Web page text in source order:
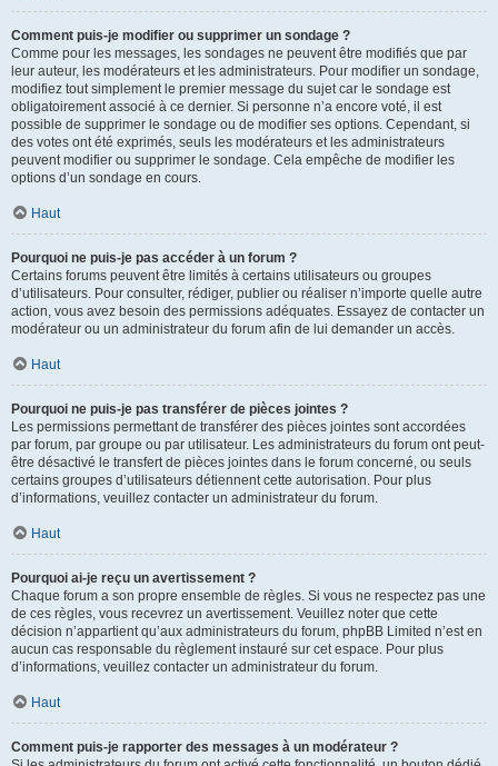
Comment puis-je modifier ou supprimer un sondage ?
Comme pour les messages, les sondages ne peuvent être modifiés que par
leur auteur, les modérateurs et les administrateurs. Pour modifier un sondage,
modifiez tout simplement le premier message du sujet car le sondage est
obligatoirement associé à ce dernier. Si personne n’a encore voté, il est
possible de supprimer le sondage ou de modifier ses options. Cependant, si
des votes ont été exprimés, seuls les modérateurs et les administrateurs
peuvent modifier ou supprimer le sondage. Cela empêche de modifier les
options d’un sondage en cours.
Haut
Pourquoi ne puis-je pas accéder à un forum ?
Certains forums peuvent être limités à certains utilisateurs ou groupes
d’utilisateurs. Pour consulter, rédiger, publier ou réaliser n’importe quelle autre
action, vous avez besoin des permissions adéquates. Essayez de contacter un
modérateur ou un administrateur du forum afin de lui demander un accès.
Haut
Pourquoi ne puis-je pas transférer de pièces jointes ?
Les permissions permettant de transférer des pièces jointes sont accordées
par forum, par groupe ou par utilisateur. Les administrateurs du forum ont peut-
être désactivé le transfert de pièces jointes dans le forum concerné, ou seuls
certains groupes d’utilisateurs détiennent cette autorisation. Pour plus
d’informations, veuillez contacter un administrateur du forum.
Haut
Pourquoi ai-je reçu un avertissement ?
Chaque forum a son propre ensemble de règles. Si vous ne respectez pas une
de ces règles, vous recevrez un avertissement. Veuillez noter que cette
décision n’appartient qu’aux administrateurs du forum, phpBB Limited n’est en
aucun cas responsable du règlement instauré sur cet espace. Pour plus
d’informations, veuillez contacter un administrateur du forum.
Haut
Comment puis-je rapporter des messages à un modérateur ?